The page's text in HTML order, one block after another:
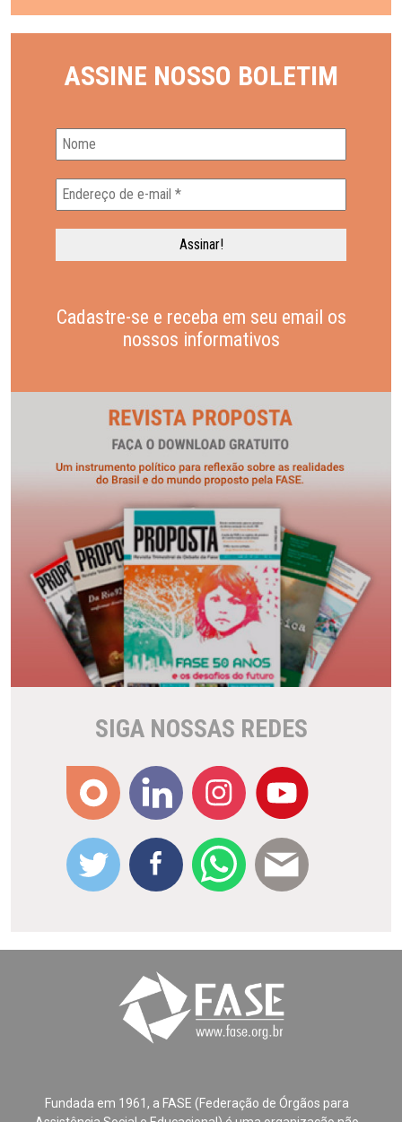
ASSINE NOSSO BOLETIM
Cadastre-se e receba em seu email os
nossos informativos
SIGA NOSSAS REDES
Fundada em 1961, a FASE (Federação de Órgãos para